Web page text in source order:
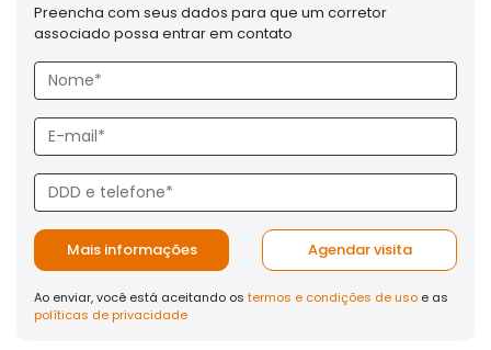
Preencha com seus dados para que um corretor
associado possa entrar em contato
Mais informações Agendar visita
Ao enviar, você está aceitando os termos e condições de uso e as
políticas de privacidade